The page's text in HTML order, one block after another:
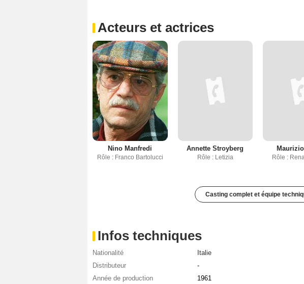
Acteurs et actrices
Nino Manfredi
Rôle : Franco Bartolucci
Annette Stroyberg
Rôle : Letizia Rôle :
Casting complet et équipe
Infos techniques
Nationalité
Italie
Distributeur
-
Année de production
1961